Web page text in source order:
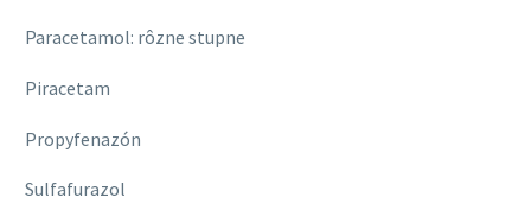
Paracetamol: rôzne stupne
Piracetam
Propyfenazón
Sulfafurazol